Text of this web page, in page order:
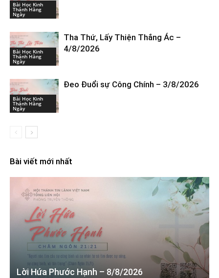
Bài Học Kinh
Thánh Hàng
Ngày
Bài Học Kinh
Thánh Hàng
Ngày
Tha Thứ, Lấy Thiện Thắng Ác –
4/8/2026
Bài Học Kinh
Thánh Hàng
Ngày
Đeo Đuổi sự Công Chính – 3/8/2026
Bài viết mới nhất
Lời Hứa Phước Hạnh – 8/8/2026